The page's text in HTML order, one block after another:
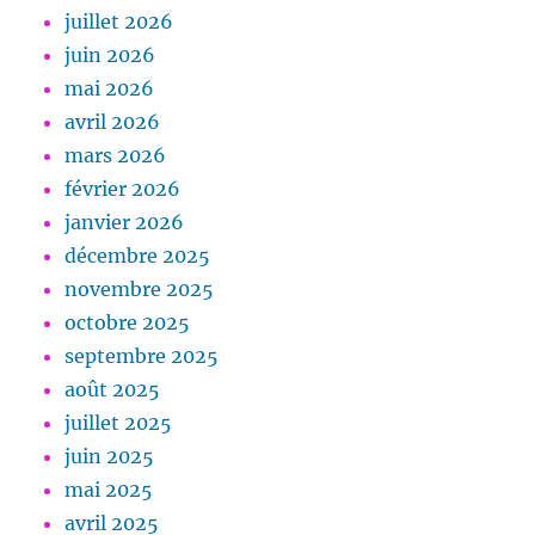
juillet 2026
juin 2026
mai 2026
avril 2026
mars 2026
février 2026
janvier 2026
décembre 2025
novembre 2025
octobre 2025
septembre 2025
août 2025
juillet 2025
juin 2025
mai 2025
avril 2025